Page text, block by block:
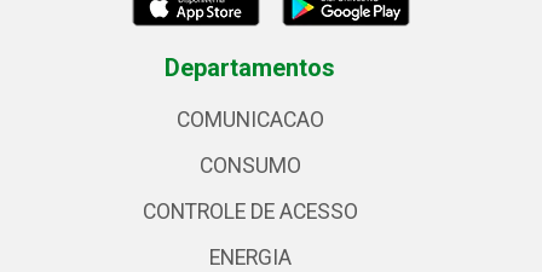
Departamentos
COMUNICACAO
CONSUMO
CONTROLE DE ACESSO
ENERGIA